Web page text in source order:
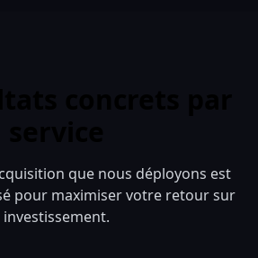
que nous déployons est
pour maximiser votre retour sur
investissement.